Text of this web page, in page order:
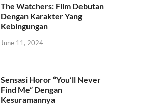
The Watchers: Film Debutan
Dengan Karakter Yang
Kebingungan
June 11, 2024
Sensasi Horor “You’ll Never
Find Me” Dengan
Kesuramannya